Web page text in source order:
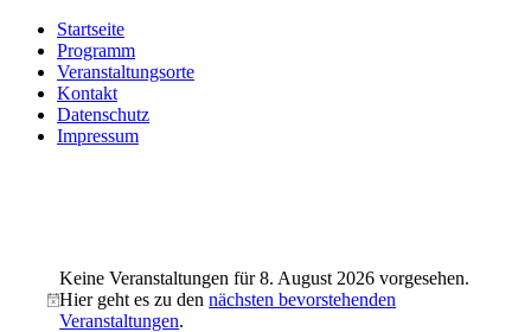
Startseite
Programm
Veranstaltungsorte
Kontakt
Datenschutz
Impressum
Keine Veranstaltungen für 8. August 2026 vorgesehen.
Hier geht es zu dennächsten bevorstehenden
Veranstaltungen.